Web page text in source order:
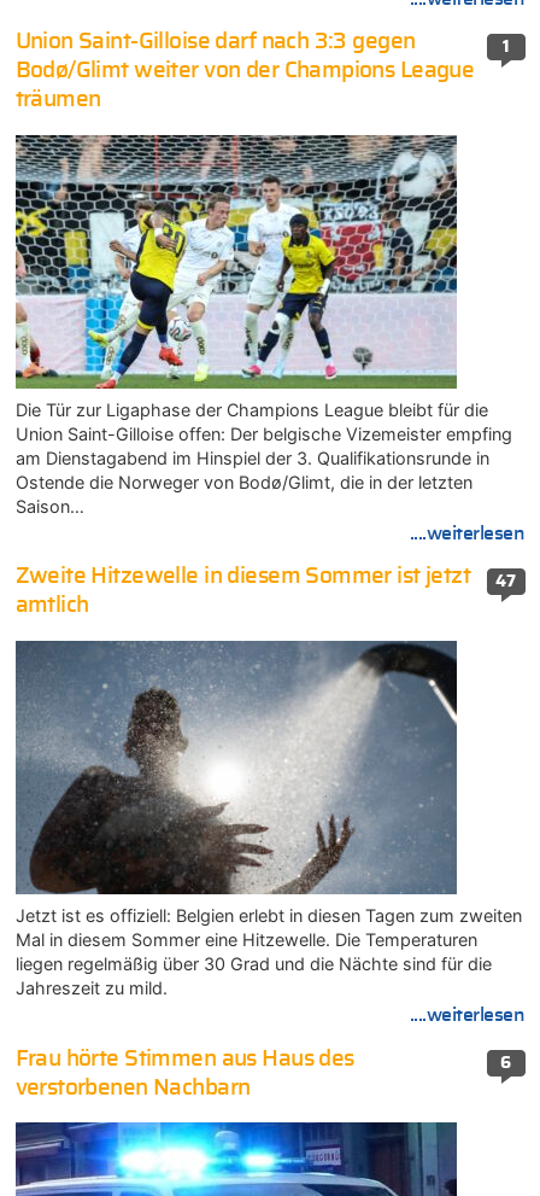
1
Union Saint-Gilloise darf nach 3:3 gegen
Bodø/Glimt weiter von der Champions League
träumen
Die Tür zur Ligaphase der Champions League bleibt für die
Union Saint-Gilloise offen: Der belgische Vizemeister empfing
am Dienstagabend im Hinspiel der 3. Qualifikationsrunde in
Ostende die Norweger von Bodø/Glimt, die in der letzten
Saison…
....weiterlesen
47
Zweite Hitzewelle in diesem Sommer ist jetzt
amtlich
Jetzt ist es offiziell: Belgien erlebt in diesen Tagen zum zweiten
Mal in diesem Sommer eine Hitzewelle. Die Temperaturen
liegen regelmäßig über 30 Grad und die Nächte sind für die
Jahreszeit zu mild.
....weiterlesen
6
Frau hörte Stimmen aus Haus des
verstorbenen Nachbarn